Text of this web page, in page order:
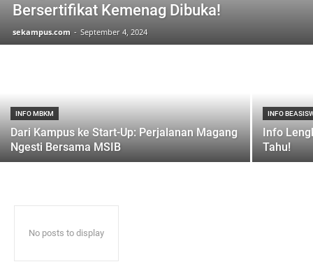
Bersertifikat Kemenag Dibuka!
sekampus.com - September 4, 2024
INFO MBKM
Dari Kampus ke Start-Up: Perjalanan Magang
Ngesti Bersama MSIB
INFO
Info
Tahu!
No posts to display